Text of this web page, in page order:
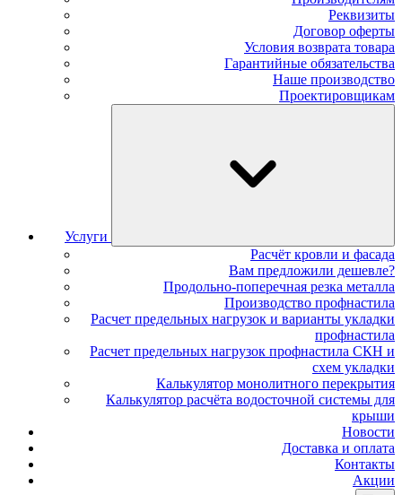
Реквизиты
Договор оферты
Условия возврата товара
Гарантийные обязательства
Наше производство
Проектировщикам
Услуги
Расчёт кровли и фасада
Вам предложили дешевле?
Продольно-поперечная резка металла
Производство профнастила
Расчет предельных нагрузок и варианты укладки
профнастила
Расчет предельных нагрузок профнастила СКН и
схем укладки
Калькулятор монолитного перекрытия
Калькулятор расчёта водосточной системы для
крыши
Новости
Доставка и оплата
Контакты
Акции